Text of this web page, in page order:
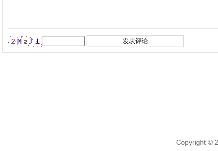
Copyright ©